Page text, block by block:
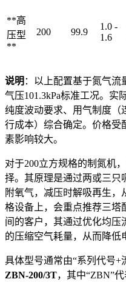
**高
压型
**
200 99.9
1.0 -
1.6
说明 ：以上配置基于氮气流
气压101.3kPa标准工况。实
纯度波动要求、用气制度（
行成本）综合确定。价格受
素影响较大。
对于200立方规格的制氮机
择。其原理是通过两或三只
附氧气，减压时解吸再生
格设备上，会重点推荐三塔
间的客户，其通过优化均压
的压缩空气耗量，从而降低
具体型号通常由“系列代号+
ZBN-200/3T，其中“ZBN”